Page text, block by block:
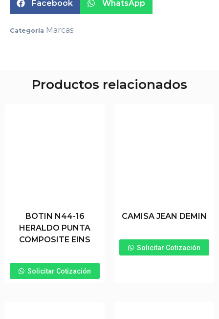
Facebook WhatsApp
Categoría Marcas
Productos relacionados
BOTIN N44-16
HERALDO PUNTA
COMPOSITE EINS
Solicitar Cotización
CAMISA JEAN DEMIN
Solicitar Cotización